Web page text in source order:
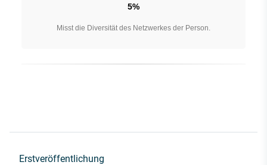
5%
Misst die Diversität des Netzwerkes der Person.
Erstveröffentlichung